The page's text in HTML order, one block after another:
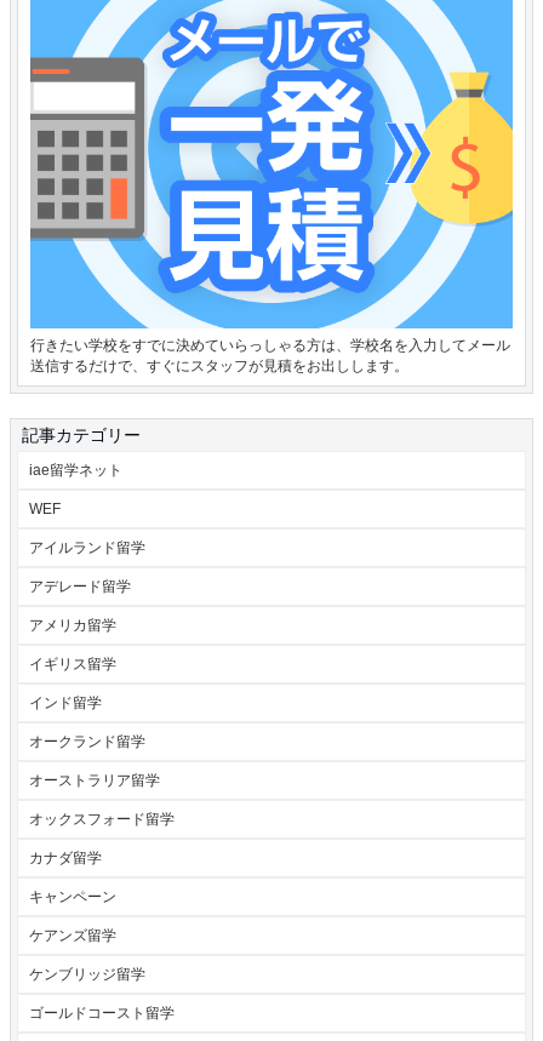
行きたい学校をすでに決めていらっしゃる方は、学校名を入力してメール
送信するだけで、すぐにスタッフが見積をお出しします。
記事カテゴリー
iae留学ネット
WEF
アイルランド留学
アデレード留学
アメリカ留学
イギリス留学
インド留学
オークランド留学
オーストラリア留学
オックスフォード留学
カナダ留学
キャンペーン
ケアンズ留学
ケンブリッジ留学
ゴールドコースト留学